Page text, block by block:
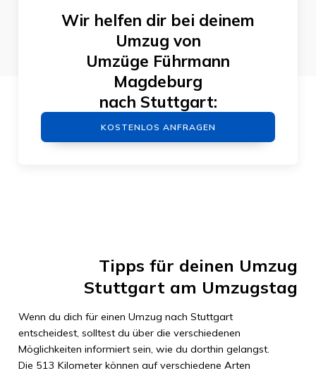
Wir helfen dir bei deinem
Umzug von
Umzüge Führmann
Magdeburg
nach Stuttgart:
KOSTENLOS ANFRAGEN
Tipps für deinen Umzug
Stuttgart am Umzugstag
Wenn du dich für einen Umzug nach Stuttgart
entscheidest, solltest du über die verschiedenen
Möglichkeiten informiert sein, wie du dorthin gelangst.
Die 513 Kilometerkönnen auf verschiedene Arten